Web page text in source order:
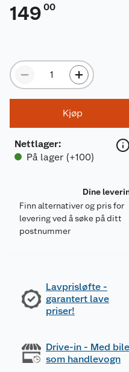
149 00
Kjøp
Nettlager:
På lager (+100)
Dine
Finn alternativer og pris for
levering ved å søke på ditt
postnummer
Lavprisløfte -
garantert lave
priser!
Drive-in - Med
som handlevogn